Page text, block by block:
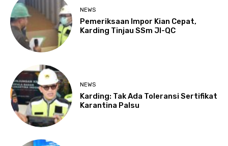
NEWS
Pemeriksaan Impor Kian Cepat,
Karding Tinjau SSm JI-QC
NEWS
Karding: Tak Ada Toleransi Sertifikat
Karantina Palsu